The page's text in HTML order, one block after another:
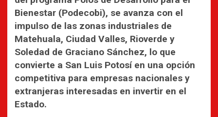
Bienestar (Podecobi), se avanza con el
impulso de las zonas industriales de
Matehuala, Ciudad Valles, Rioverde y
Soledad de Graciano Sánchez, lo que
convierte a San Luis Potosí en una opción
competitiva para empresas nacionales y
extranjeras interesadas en invertir en el
Estado.